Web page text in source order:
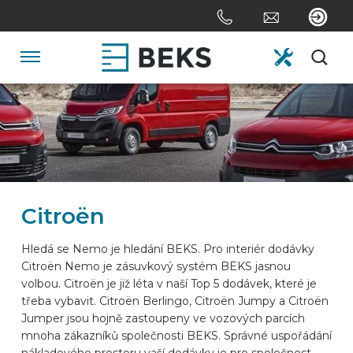
to
content
Jump
to
the
navigation
HOME
O FIRMĚ
SYSTÉMY
NA ZAKÁZKU
ODVĚTVÍ
Citroën
Hledá se Nemo je hledání BEKS. Pro interiér dodávky
Citroën Nemo je zásuvkový systém BEKS jasnou
volbou. Citroën je již léta v naší Top 5 dodávek, které je
třeba vybavit. Citroën Berlingo, Citroën Jumpy a Citroën
Jumper jsou hojně zastoupeny ve vozových parcích
mnoha zákazníků společnosti BEKS. Správné uspořádání